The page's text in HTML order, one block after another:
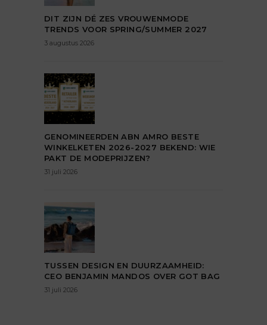
DIT ZIJN DÉ ZES VROUWENMODE
TRENDS VOOR SPRING/SUMMER 2027
3 augustus 2026
GENOMINEERDEN ABN AMRO BESTE
WINKELKETEN 2026-2027 BEKEND: WIE
PAKT DE MODEPRIJZEN?
31 juli 2026
TUSSEN DESIGN EN DUURZAAMHEID:
CEO BENJAMIN MANDOS OVER GOT BAG
31 juli 2026